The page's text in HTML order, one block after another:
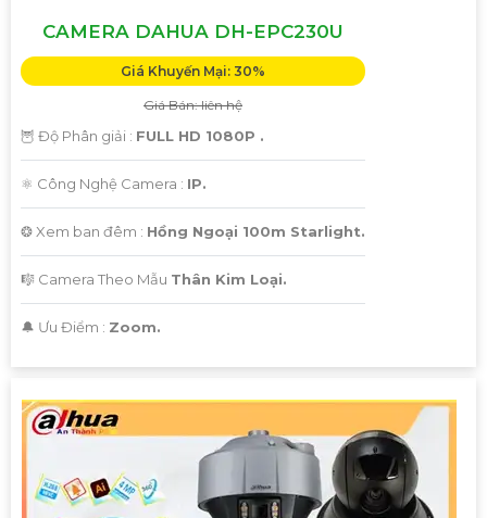
CAMERA DAHUA DH-EPC230U
Giá Khuyến Mại: 30%
Giá Bán: liên hệ
🦉 Độ Phân giải : FULL HD 1080P .
⚛️ Công Nghệ Camera : IP.
❂ Xem ban đêm : Hồng Ngoại 100m Starlight.
🎼️ Camera Theo Mẫu Thân Kim Loại.
️🔔 Ưu Điểm : Zoom.